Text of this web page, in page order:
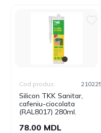
Silicon TKK Sanitar,
cafeniu-ciocolata
(RAL8017) 280ml.
Cod produs:
78.00 MDL